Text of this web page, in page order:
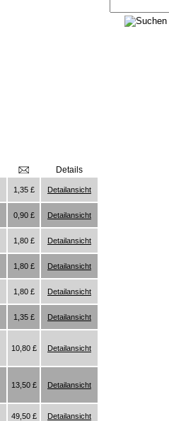
Details
1,35 £ Detailansicht
0,90 £ Detailansicht
1,80 £ Detailansicht
1,80 £ Detailansicht
1,80 £ Detailansicht
1,35 £ Detailansicht
10,80 £ Detailansicht
13,50 £ Detailansicht
49,50 £ Detailansicht